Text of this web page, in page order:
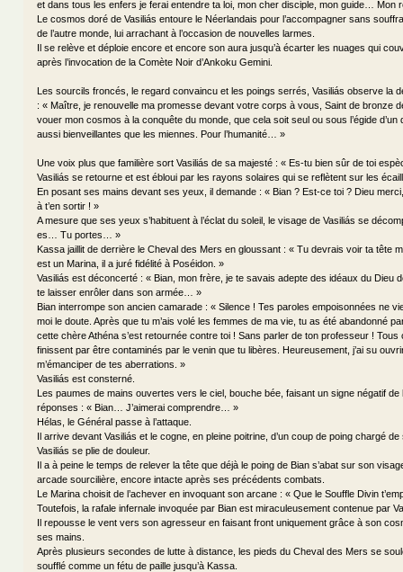
et dans tous les enfers je ferai entendre ta loi, mon cher disciple, mon guide… Mon
Le cosmos doré de Vasiliás entoure le Néerlandais pour l’accompagner sans
de l’autre monde, lui arrachant à l’occasion de nouvelles larmes.
Il se relève et déploie encore et encore son aura jusqu’à écarter les nuages qui
après l’invocation de la Comète Noir d’Ankoku Gemini.
Les sourcils froncés, le regard convaincu et les poings serrés, Vasiliás observe la
: « Maître, je renouvelle ma promesse devant votre corps à vous, Saint de bronze
vouer mon cosmos à la conquête du monde, que cela soit seul ou sous l’égide d’un
aussi bienveillantes que les miennes. Pour l’humanité… »
Une voix plus que familière sort Vasiliás de sa majesté : « Es-tu bien sûr de toi
Vasiliás se retourne et est ébloui par les rayons solaires qui se reflètent sur les
En posant ses mains devant ses yeux, il demande : « Bian ? Est-ce toi ? Dieu
à t’en sortir ! »
A mesure que ses yeux s’habituent à l’éclat du soleil, le visage de Vasiliás se
es… Tu portes… »
Kassa jaillit de derrière le Cheval des Mers en gloussant : « Tu devrais voir ta tête
est un Marina, il a juré fidélité à Poséidon. »
Vasiliás est déconcerté : « Bian, mon frère, je te savais adepte des idéaux du Dieu
te laisser enrôler dans son armée… »
Bian interrompe son ancien camarade : « Silence ! Tes paroles empoisonnées ne
moi le doute. Après que tu m’ais volé les femmes de ma vie, tu as été abandonné
cette chère Athéna s’est retournée contre toi ! Sans parler de ton professeur ! Tous
finissent par être contaminés par le venin que tu libères. Heureusement, j’ai su
m’émanciper de tes aberrations. »
Vasiliás est consterné.
Les paumes de mains ouvertes vers le ciel, bouche bée, faisant un signe négatif
réponses : « Bian… J’aimerai comprendre… »
Hélas, le Général passe à l’attaque.
Il arrive devant Vasiliás et le cogne, en pleine poitrine, d’un coup de poing chargé
Vasiliás se plie de douleur.
Il a à peine le temps de relever la tête que déjà le poing de Bian s’abat sur son
arcade sourcilière, encore intacte après ses précédents combats.
Le Marina choisit de l’achever en invoquant son arcane : « Que le Souffle Divin
Toutefois, la rafale infernale invoquée par Bian est miraculeusement contenue par
Il repousse le vent vers son agresseur en faisant front uniquement grâce à son
ses mains.
Après plusieurs secondes de lutte à distance, les pieds du Cheval des Mers se
soufflé comme un fétu de paille jusqu’à Kassa.